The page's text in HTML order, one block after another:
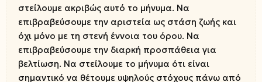
στείλουμε ακριβώς αυτό το μήνυμα. Να
επιβραβεύσουμε την αριστεία ως στάση ζωής και
όχι μόνο με τη στενή έννοια του όρου. Να
επιβραβεύσουμε την διαρκή προσπάθεια για
βελτίωση. Να στείλουμε το μήνυμα ότι είναι
σημαντικό να θέτουμε υψηλούς στόχους πάνω από